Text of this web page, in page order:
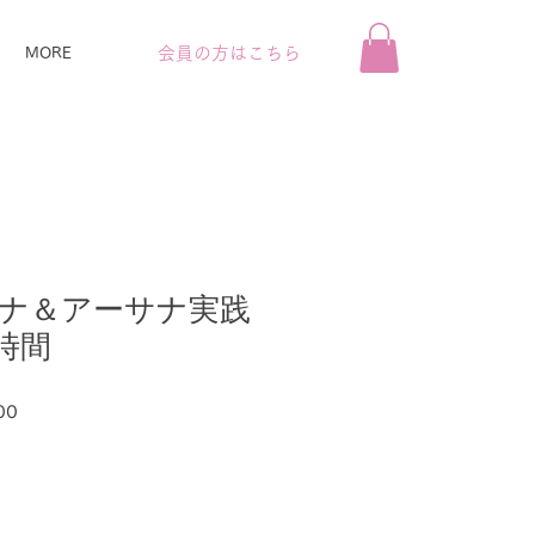
MORE 会員の方はこちら
＆アーサナ実践
間